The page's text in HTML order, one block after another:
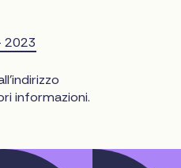
2023
informazioni.